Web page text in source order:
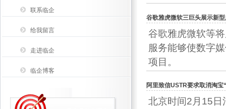
谷歌雅虎微软三巨头展示新
谷歌雅虎微软等
服务能够使数字
项目。
阿里致信USTR要求取消淘宝
北京时间2月15日
联系临企
给我留言
走进临企
临企博客